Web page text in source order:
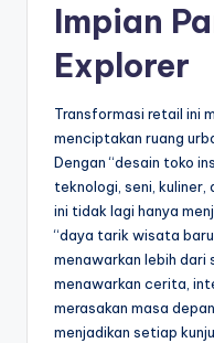
Impian
Explorer
Transformasi retail ini
menciptakan ruang
Dengan “desain toko
teknologi, seni,
ini tidak lagi hanya
“daya tarik wisata
menawarkan lebih dari
menawarkan cerita,
merasakan masa
menjadikan setiap